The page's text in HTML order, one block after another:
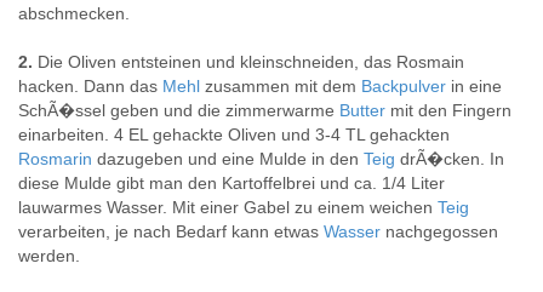
abschmecken.
2. Die Oliven entsteinen und kleinschneiden, das Rosmain
hacken. Dann das Mehl zusammen mit dem Backpulver in eine
SchÃ�ssel geben und die zimmerwarme Butter mit den Fingern
einarbeiten. 4 EL gehackte Oliven und 3-4 TL gehackten
Rosmarin dazugeben und eine Mulde in den Teig drÃ�cken. In
diese Mulde gibt man den Kartoffelbrei und ca. 1/4 Liter
lauwarmes Wasser. Mit einer Gabel zu einem weichen Teig
verarbeiten, je nach Bedarf kann etwas Wasser nachgegossen
werden.